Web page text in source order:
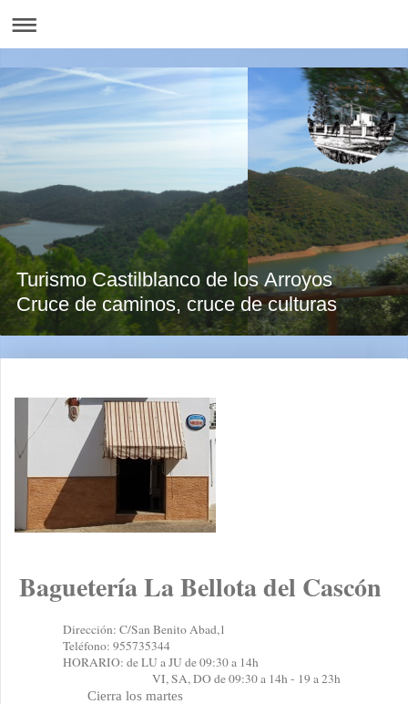
Turismo Castilblanco de los Arroyos
Cruce de caminos, cruce de culturas
Baguetería La Bellota del Cascón
Dirección: C/San Benito Abad,1
Teléfono: 955735344
HORARIO: de LU a JU de 09:30 a 14h
VI, SA, DO de 09:30 a 14h - 19 a 23h
Cierra los martes